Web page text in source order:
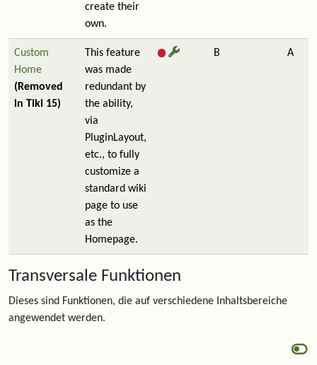
create their
own.
Custom
Home
(Removed
in Tiki 15)
This feature
was made
redundant by
the ability,
via
PluginLayout,
etc., to fully
customize a
standard wiki
page to use
as the
Homepage.
B A
Transversale Funktionen
Dieses sind Funktionen, die auf verschiedene Inhaltsbereiche
angewendet werden.